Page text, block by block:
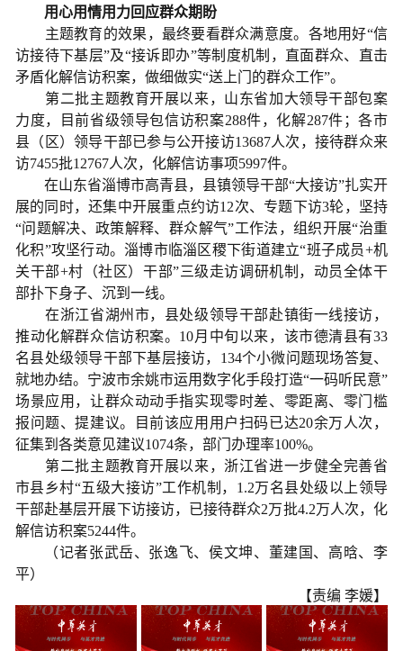
用心用情用力回应群众期盼
主题教育的效果，最终要看群众满意度。各地用好“信
访接待下基层”及“接诉即办”等制度机制，直面群众、直击
矛盾化解信访积案，做细做实“送上门的群众工作”。
第二批主题教育开展以来，山东省加大领导干部包案
力度，目前省级领导包信访积案288件，化解287件；各市
县（区）领导干部已参与公开接访13687人次，接待群众来
访7455批12767人次，化解信访事项5997件。
在山东省淄博市高青县，县镇领导干部“大接访”扎实开
展的同时，还集中开展重点约访12次、专题下访3轮，坚持
“问题解决、政策解释、群众解气”工作法，组织开展“治重
化积”攻坚行动。淄博市临淄区稷下街道建立“班子成员+机
关干部+村（社区）干部”三级走访调研机制，动员全体干
部扑下身子、沉到一线。
在浙江省湖州市，县处级领导干部赴镇街一线接访，
推动化解群众信访积案。10月中旬以来，该市德清县有33
名县处级领导干部下基层接访，134个小微问题现场答复、
就地办结。宁波市余姚市运用数字化手段打造“一码听民意”
场景应用，让群众动动手指实现零时差、零距离、零门槛
报问题、提建议。目前该应用用户扫码已达20余万人次，
征集到各类意见建议1074条，部门办理率100%。
第二批主题教育开展以来，浙江省进一步健全完善省
市县乡村“五级大接访”工作机制，1.2万名县处级以上领导
干部赴基层开展下访接访，已接待群众2万批4.2万人次，化
解信访积案5244件。
（记者张武岳、张逸飞、侯文坤、董建国、高晗、李
平）
【责编 李媛】